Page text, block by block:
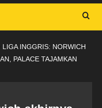
LIGA INGGRIS: NORWICH
PALACE TAJAMKAN